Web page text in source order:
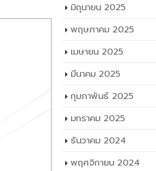
มิถุนายน 2025
พฤษภาคม 2025
เมษายน 2025
มีนาคม 2025
กุมภาพันธ์ 2025
มกราคม 2025
ธันวาคม 2024
พฤศจิกายน 2024